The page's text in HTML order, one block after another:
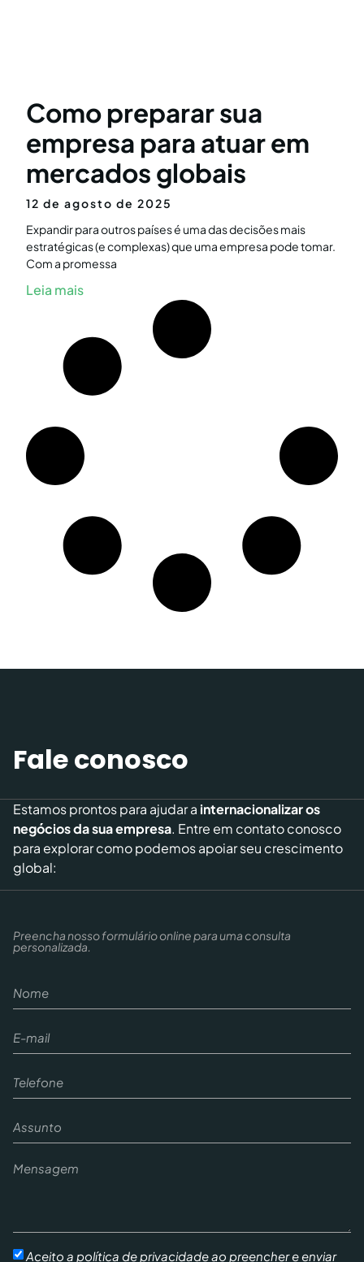
Como preparar sua
empresa para atuar em
mercados globais
12 de agosto de 2025
Expandir para outros países é uma das decisões mais
estratégicas (e complexas) que uma empresa pode tomar.
Com a promessa
Leia mais
Fale conosco
Estamos prontos para ajudar a internacionalizar os
negócios da sua empresa. Entre em contato conosco
para explorar como podemos apoiar seu crescimento
global:
Preencha nosso formulário online para uma consulta
personalizada.
Aceito a política de privacidade ao preencher e enviar